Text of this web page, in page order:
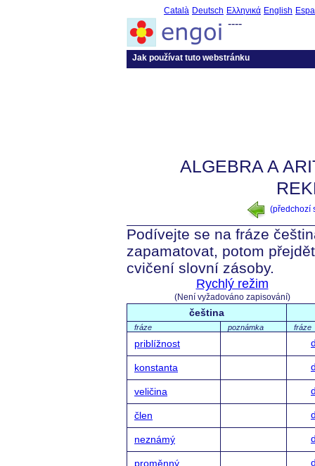
Català Deutsch Ελληνικά English
----
Jak používat tuto webstránku
ALGEBRA A
(předchozí
Podívejte se na fráze
zapamatovat, potom
cvičení slovní zásoby.
Rychlý režim
(Není vyžadováno zapisování)
čeština
fráze poznámka fráze
priblížnost
konstanta
veličina
člen
neznámý
proměnný